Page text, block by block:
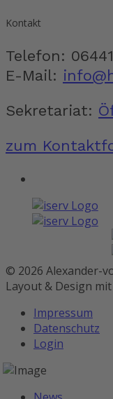
Kontakt
Telefon:
E-Mail:
Sekretariat:
zum
© 2026 Alexander-
Layout & Design mit
Impressum
Datenschutz
Login